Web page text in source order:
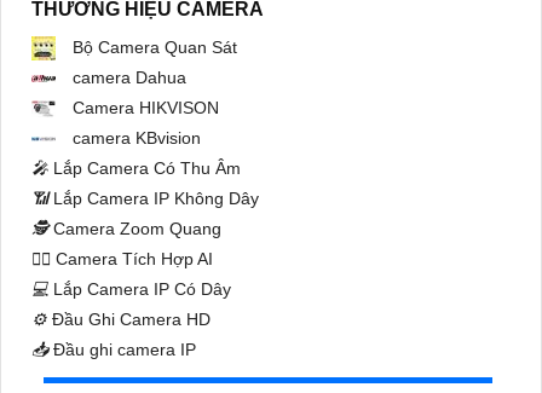
THƯƠNG HIỆU CAMERA
Bộ Camera Quan Sát
camera Dahua
Camera HIKVISON
camera KBvision
️🎤️ Lắp Camera Có Thu Âm
📶Lắp Camera IP Không Dây
🕵️Camera Zoom Quang
🧛‍♀️ Camera Tích Hợp AI
💻 Lắp Camera IP Có Dây
⚙️ Đầu Ghi Camera HD
📥Đầu ghi camera IP